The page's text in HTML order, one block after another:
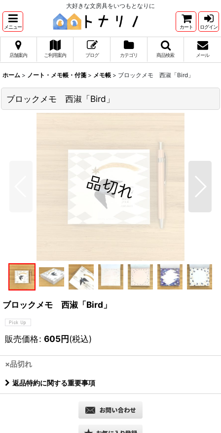
大好きな文房具をいつもとなりに
メニュー カート ログイン
店舗案内 ご利用案内 ブログ カテゴリ 商品検索 メール
ホーム > ノート・メモ帳・付箋 > メモ帳 > ブロックメモ 西淑「Bird」
ブロックメモ 西淑「Bird」
ブロックメモ 西淑「Bird」
販売価格: 605円(税込)
×品切れ
返品特約に関する重要事項